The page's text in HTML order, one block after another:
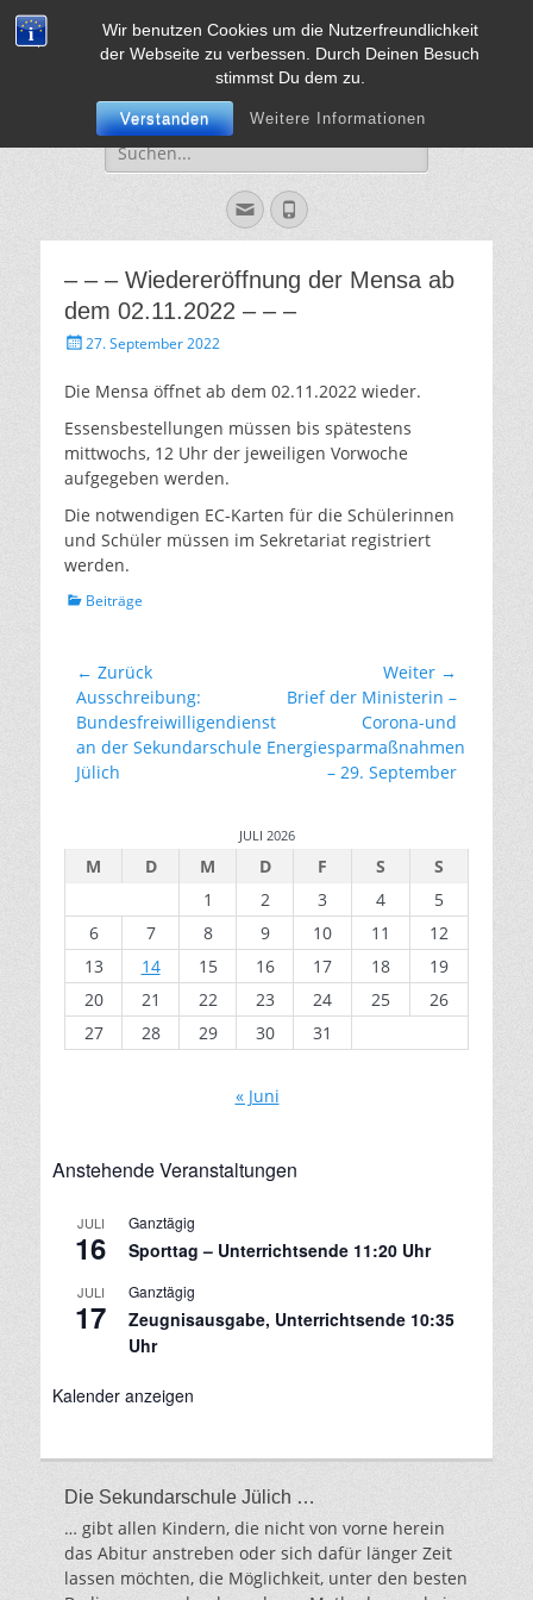
Wir benutzen Cookies um die Nutzerfreundlichkeit
der Webseite zu verbessen. Durch Deinen Besuch
stimmst Du dem zu.
Verstanden Weitere Informationen
Sekundarschule
Vorweg mit Herz, Mut und Verstand
Suche
für:
EmailPhone
– – – Wiedereröffnung der Mensa ab
dem 02.11.2022 – – –
Gepostet
27. September 2022
Die Mensa öffnet ab dem 02.11.2022 wieder.
Essensbestellungen müssen bis spätestens
mittwochs, 12 Uhr der jeweiligen Vorwoche
aufgegeben werden.
Die notwendigen EC-Karten für die Schülerinnen
und Schüler müssen im Sekretariat registriert
werden.
Kategorien
Beiträge
Beitragsnavigation
← Zurück
Vorhergehender
Beitrag:
Ausschreibung:
Bundesfreiwilligendienst
an der Sekundarschule
Jülich
Weiter →
Nächster
Beitrag:
Brief der Ministerin –
Corona-und
Energiesparmaßnahmen
– 29. September
JULI 2026
M D M D F S
S
1
2 3 4
5
6
7 8 9 10 11
12
13
14 15 16 17 18
19
20
21 22 23 24 25
26
27
28 29 30 31
« Juni
Anstehende Veranstaltungen
JULI
16
Ganztägig
Sporttag – Unterrichtsende 11:20 Uhr
JULI
17
Ganztägig
Zeugnisausgabe, Unterrichtsende 10:35
Uhr
Kalender anzeigen
Die Sekundarschule Jülich …
… gibt allen Kindern, die nicht von vorne herein
das Abitur anstreben oder sich dafür länger Zeit
lassen möchten, die Möglichkeit, unter den besten